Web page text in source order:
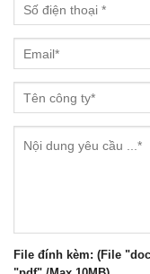
File đính kèm: (File